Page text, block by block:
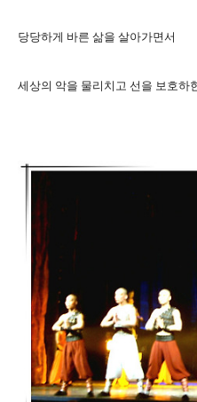
당당하게 바른 삶을 살아가면서
세상의 악을 물리치고 선을 보호하